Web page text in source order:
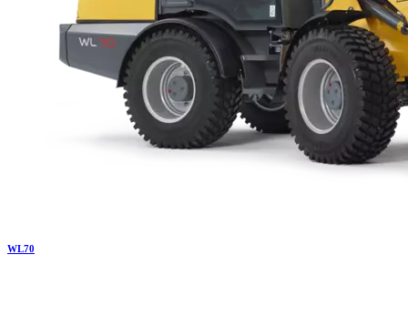
WL70